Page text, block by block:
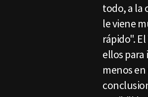
todo, a la
le viene
rápido".
ellos para
menos